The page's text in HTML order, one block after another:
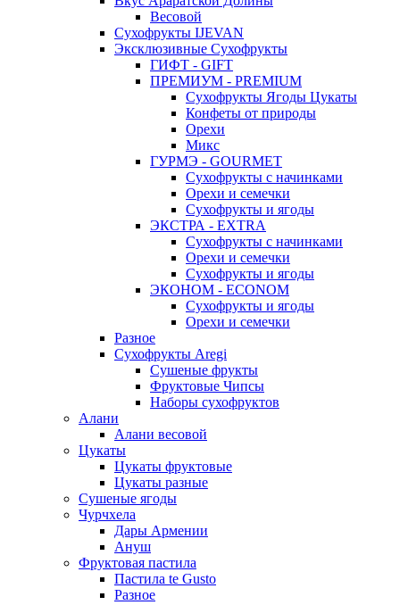
Весовой
Сухофрукты IJEVAN
Эксклюзивные Сухофрукты
ГИФТ - GIFT
ПРЕМИУМ - PREMIUM
Сухофрукты Ягоды Цукаты
Конфеты от природы
Орехи
Микс
ГУРМЭ - GOURMET
Сухофрукты с начинками
Орехи и семечки
Сухофрукты и ягоды
ЭКСТРА - EXTRA
Сухофрукты с начинками
Орехи и семечки
Сухофрукты и ягоды
ЭКОНОМ - ECONOM
Сухофрукты и ягоды
Орехи и семечки
Разное
Сухофрукты Aregi
Сушеные фрукты
Фруктовые Чипсы
Наборы сухофруктов
Алани
Алани весовой
Цукаты
Цукаты фруктовые
Цукаты разные
Сушеные ягоды
Чурчхела
Дары Армении
Ануш
Фруктовая пастила
Пастила te Gusto
Разное